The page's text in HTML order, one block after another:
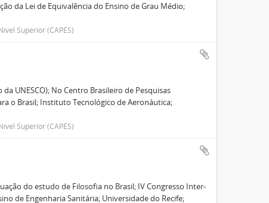
da Lei de Equivalência do Ensino de Grau Médio;
Superior (CAPES)
UNESCO); No Centro Brasileiro de Pesquisas
o Brasil; Instituto Tecnológico de Aeronáutica;
Superior (CAPES)
do estudo de Filosofia no Brasil; IV Congresso Inter-
de Engenharia Sanitária; Universidade do Recife;